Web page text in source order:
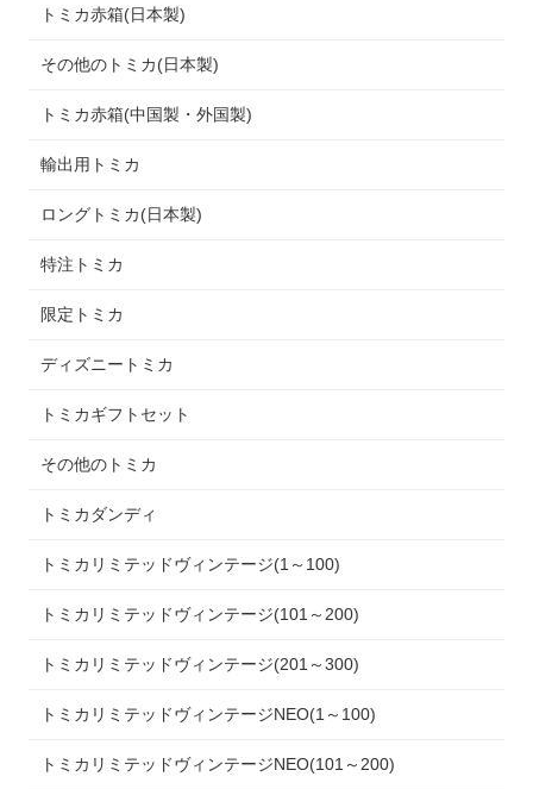
トミカ赤箱(日本製)
その他のトミカ(日本製)
トミカ赤箱(中国製・外国製)
輸出用トミカ
ロングトミカ(日本製)
特注トミカ
限定トミカ
ディズニートミカ
トミカギフトセット
その他のトミカ
トミカダンディ
トミカリミテッドヴィンテージ(1～100)
トミカリミテッドヴィンテージ(101～200)
トミカリミテッドヴィンテージ(201～300)
トミカリミテッドヴィンテージNEO(1～100)
トミカリミテッドヴィンテージNEO(101～200)